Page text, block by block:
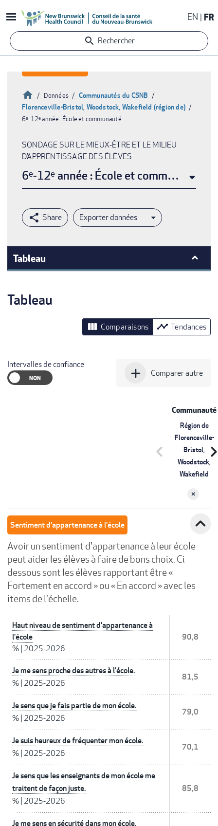
au
contenu
principal
EN FR
Rechercher
Fil
Accueil
Données
Communautés du CSNB
Florenceville-Bristol, Woodstock, Wakefield (région de)
6ᵉ-12ᵉ année : École et communauté
SONDAGE SUR LE MIEUX-ÊTRE ET LE MILIEU
D’APPRENTISSAGE DES ÉLÈVES
6ᵉ-12ᵉ année : École et communauté
Exporter données
Tableau
Tableau
view_column Comparaisons timeline Tendances
Intervalles de confiance
add Comparer autre
Communauté
Région de
Florenceville-
Bristol,
Woodstock,
Wakefield
chevron_left
Sentiment d'appartenance à l'école expand_less
Avoir un sentiment d'appartenance à leur école
peut aider les élèves à faire de bons choix. Ci-
dessous sont les élèves rapportant être «
Fortement en accord » ou « En accord » avec les
items de l'échelle.
Haut niveau de sentiment d'appartenance à
l'école
% 2025-2026
90,8
Je me sens proche des autres à l’école.
% 2025-2026
81,5
Je sens que je fais partie de mon école.
% 2025-2026
79,0
Je suis heureux de fréquenter mon école.
% 2025-2026
70,1
Je sens que les enseignants de mon école me
traitent de façon juste.
% 2025-2026
85,8
Je me sens en sécurité dans mon école.